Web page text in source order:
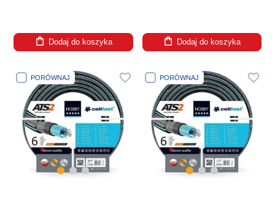
Dodaj do koszyka Dodaj do koszyka
PORÓWNAJ PORÓWNAJ